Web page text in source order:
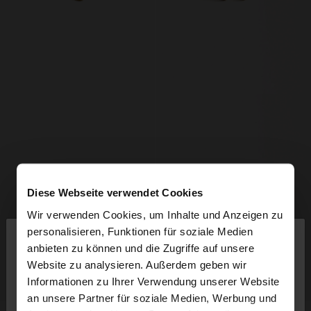
Diese Webseite verwendet Cookies
Wir verwenden Cookies, um Inhalte und Anzeigen zu
personalisieren, Funktionen für soziale Medien
anbieten zu können und die Zugriffe auf unsere
Website zu analysieren. Außerdem geben wir
Informationen zu Ihrer Verwendung unserer Website
an unsere Partner für soziale Medien, Werbung und
hallo
Sie greifen von Luxembourg auf die Website zu.
Möchten Sie unsere United States Website
+ +